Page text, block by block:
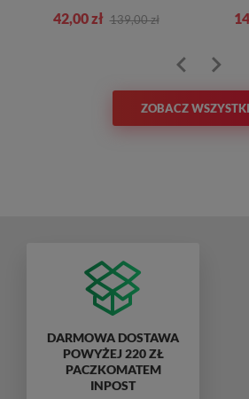
42,00 zł 139,00 zł
ZOBACZ
DARMOWA DOSTAWA
POWYŻEJ 220 ZŁ
PACZKOMATEM
INPOST